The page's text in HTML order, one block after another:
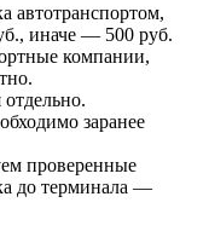
автотранспортом,
иначе — 500 руб.
компании,
заранее
проверенные
до терминала —